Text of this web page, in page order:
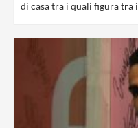
di casa tra i quali figura tra